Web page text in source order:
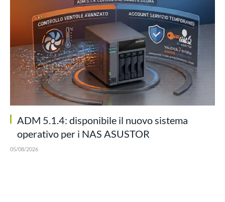
ADM 5.1.4: disponibile il nuovo sistema
operativo per i NAS ASUSTOR
05/08/2026